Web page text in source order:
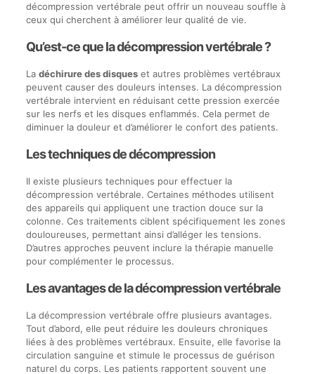
décompression vertébrale peut offrir un nouveau souffle à
ceux qui cherchent à améliorer leur qualité de vie.
Qu’est-ce que la décompression vertébrale ?
La déchirure des disqueset autres problèmes vertébraux
peuvent causer des douleurs intenses. La décompression
vertébrale intervient en réduisant cette pression exercée
sur les nerfs et les disques enflammés. Cela permet de
diminuer la douleur et d’améliorer le confort des patients.
Les techniques de décompression
Il existe plusieurs techniques pour effectuer la
décompression vertébrale. Certaines méthodes utilisent
des appareils qui appliquent une traction douce sur la
colonne. Ces traitements ciblent spécifiquement les zones
douloureuses, permettant ainsi d’alléger les tensions.
D’autres approches peuvent inclure la thérapie manuelle
pour complémenter le processus.
Les avantages de la décompression vertébrale
La décompression vertébrale offre plusieurs avantages.
Tout d’abord, elle peut réduire les douleurs chroniques
liées à des problèmes vertébraux. Ensuite, elle favorise la
circulation sanguine et stimule le processus de guérison
naturel du corps. Les patients rapportent souvent une